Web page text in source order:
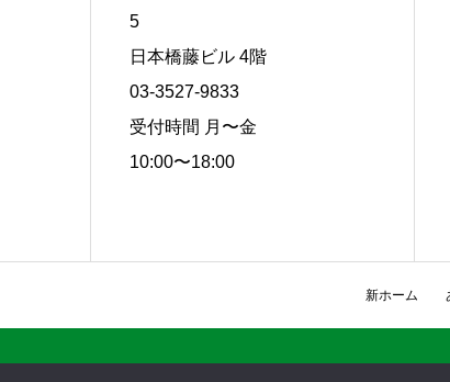
5
日本橋藤ビル 4階
03-3527-9833
受付時間 月〜金
10:00〜18:00
新ホーム